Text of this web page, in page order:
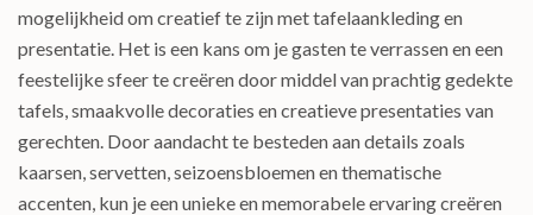
mogelijkheid om creatief te zijn met tafelaankleding en
presentatie. Het is een kans om je gasten te verrassen en een
feestelijke sfeer te creëren door middel van prachtig gedekte
tafels, smaakvolle decoraties en creatieve presentaties van
gerechten. Door aandacht te besteden aan details zoals
kaarsen, servetten, seizoensbloemen en thematische
accenten, kun je een unieke en memorabele ervaring creëren